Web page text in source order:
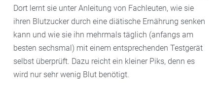
Dort lernt sie unter Anleitung von Fachleuten, wie sie
ihren Blutzucker durch eine diätische Ernährung senken
kann und wie sie ihn mehrmals täglich (anfangs am
besten sechsmal) mit einem entsprechenden Testgerät
selbst überprüft. Dazu reicht ein kleiner Piks, denn es
wird nur sehr wenig Blut benötigt.